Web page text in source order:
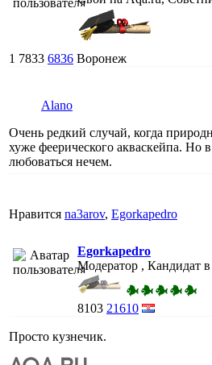
1 7833 6836 Воронеж
Alano
Очень редкий случай, когда
хуже феерического акваскейпа. Но
любоваться нечем.
Нравится na3arov, Egorkapedro
Egorkapedro
Модератор , Кандидат
8103 21610
Просто кузнечик.